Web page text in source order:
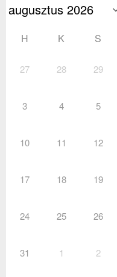
H K S
27 28 29
3 4 5
10 11 12
17 18 19
24 25 26
31 1 2